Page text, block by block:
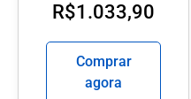
R$1.033,90
Comprar
agora